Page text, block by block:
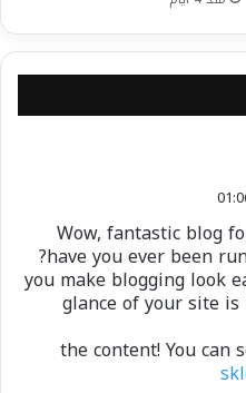
Wow, fantastic blog
have you ever been
you make blogging look
glance of your site
the content! You can